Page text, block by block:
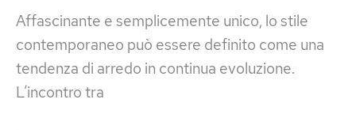
Affascinante e semplicemente unico, lo stile
contemporaneo può essere definito come una
tendenza di arredo in continua evoluzione.
L’incontro tra